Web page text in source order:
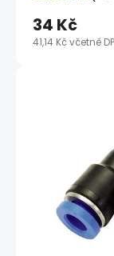
41,14 Kč včetně
34 Kč